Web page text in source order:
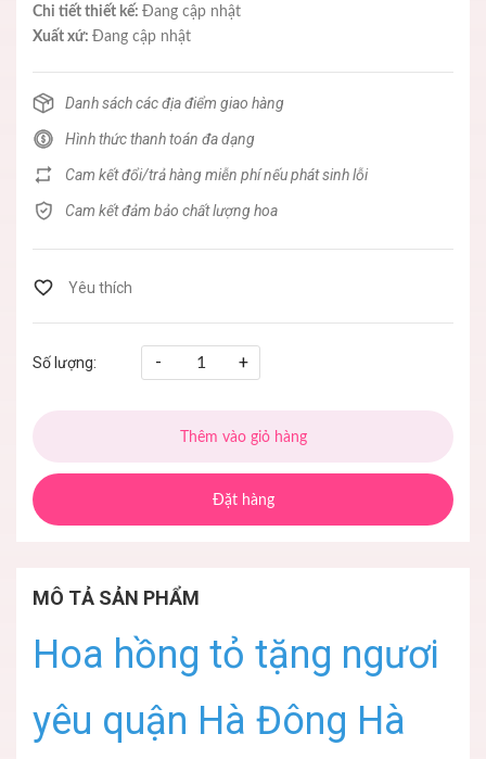
Chi tiết thiết kế: Đang cập nhật
Xuất xứ: Đang cập nhật
Danh sách các địa điểm giao hàng
Hình thức thanh toán đa dạng
Cam kết đổi/trả hàng miễn phí nếu phát sinh lỗi
Cam kết đảm bảo chất lượng hoa
Số lượng: - +
Thêm vào giỏ hàng
Đặt hàng
MÔ TẢ SẢN PHẨM
Hoa hồng tỏ tặng ngươi
yêu quận Hà Đông Hà